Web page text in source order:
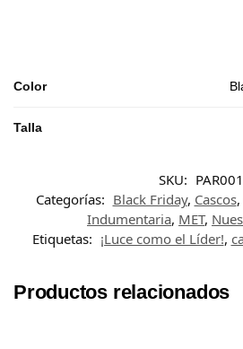
Color
Talla
SKU: PAR001
Categorías: Black Friday, Cascos,
Indumentaria, MET,
Etiquetas: ¡Luce como el Líder!,
Productos relacionados